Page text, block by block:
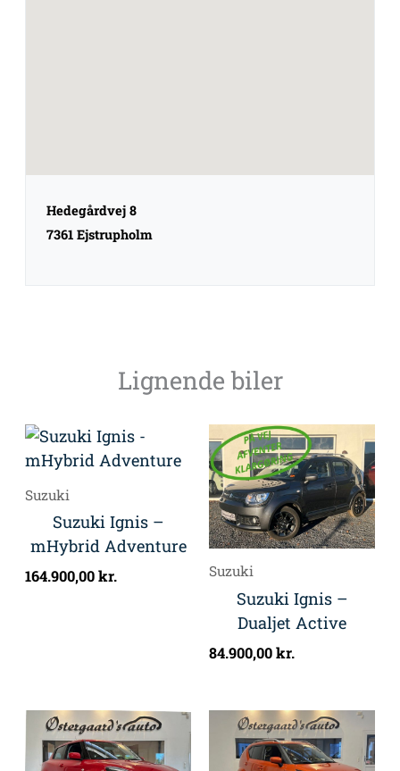
Hedegårdvej 8
7361 Ejstrupholm
Lignende biler
Suzuki
Suzuki Ignis –
mHybrid Adventure
164.900,00kr. Suzuki
Suzuki Ignis –
Dualjet Active
84.900,00kr.